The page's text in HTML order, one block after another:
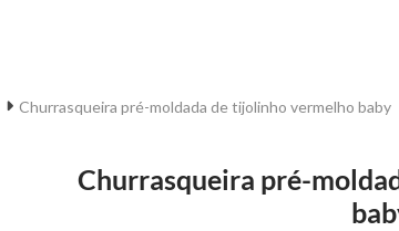
Churrasqueira pré-moldada de tijolinho vermelho baby
Churrasqueira pré-